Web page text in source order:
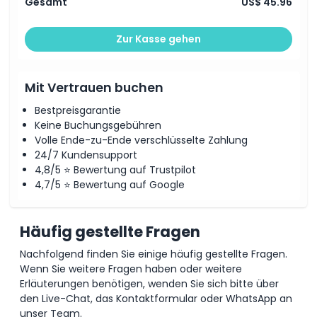
Öffnungszeiten
Dinge, die Sie wissen sollten
Ort
Stornierungsbedingungen
Zur Kasse gehen
Mit Vertrauen buchen
Bestpreisgarantie
Keine Buchungsgebühren
Volle Ende-zu-Ende verschlüsselte Zahlung
24/7 Kundensupport
4,8/5 ⭐ Bewertung auf Trustpilot
4,7/5 ⭐ Bewertung auf Google
Häufig gestellte Fragen
Nachfolgend finden Sie einige häufig gestellte Fragen.
Wenn Sie weitere Fragen haben oder weitere
Erläuterungen benötigen, wenden Sie sich bitte über
den Live-Chat, das Kontaktformular oder WhatsApp an
unser Team.